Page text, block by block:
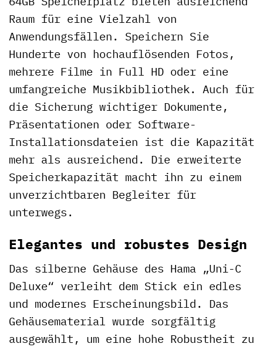
Raum für eine Vielzahl von
Anwendungsfällen. Speichern Sie
Hunderte von hochauflösenden Fotos,
mehrere Filme in Full HD oder eine
umfangreiche Musikbibliothek. Auch für
die Sicherung wichtiger Dokumente,
Präsentationen oder Software-
Installationsdateien ist die Kapazität
mehr als ausreichend. Die erweiterte
Speicherkapazität macht ihn zu einem
unverzichtbaren Begleiter für
unterwegs.
Elegantes und robustes Design
Das silberne Gehäuse des Hama „Uni-C
Deluxe“ verleiht dem Stick ein edles
und modernes Erscheinungsbild. Das
Gehäusematerial wurde sorgfältig
ausgewählt, um eine hohe Robustheit zu